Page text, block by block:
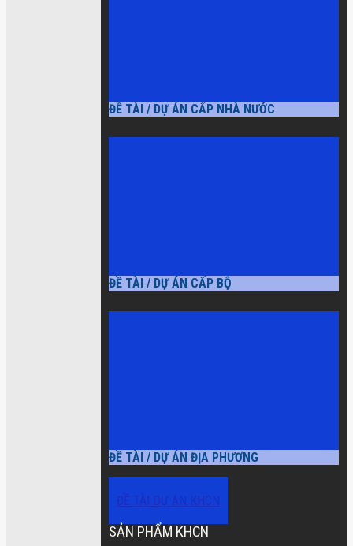
ĐỀ TÀI / DỰ ÁN CẤP NHÀ NƯỚC
ĐỀ TÀI / DỰ ÁN CẤP BỘ
ĐỀ TÀI / DỰ ÁN ĐỊA PHƯƠNG
SẢN PHẨM KHCN